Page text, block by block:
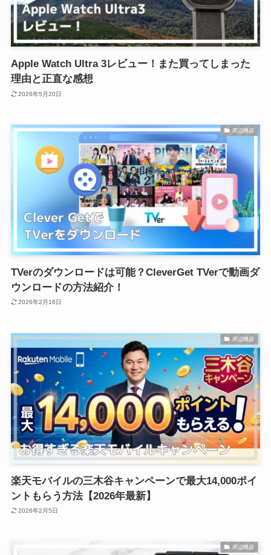
Apple Watch Ultra 3レビュー！また買ってしまった
理由と正直な感想
2026年5月20日
周辺機器
TVerのダウンロードは可能？CleverGet TVerで動画ダ
ウンロードの方法紹介！
2026年2月16日
周辺機器
楽天モバイルの三木谷キャンペーンで最大14,000ポイ
ントもらう方法【2026年最新】
2026年2月5日
周辺機器